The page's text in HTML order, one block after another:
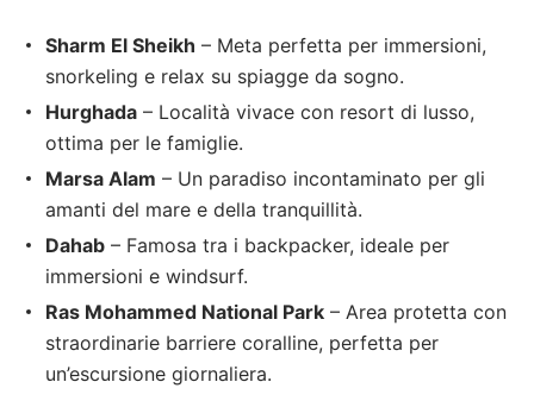
Sharm El Sheikh – Meta perfetta per immersioni,
snorkeling e relax su spiagge da sogno.
Hurghada – Località vivace con resort di lusso,
ottima per le famiglie.
Marsa Alam – Un paradiso incontaminato per gli
amanti del mare e della tranquillità.
Dahab – Famosa tra i backpacker, ideale per
immersioni e windsurf.
Ras Mohammed National Park – Area protetta con
straordinarie barriere coralline, perfetta per
un’escursione giornaliera.